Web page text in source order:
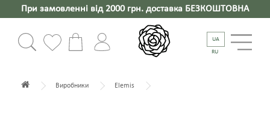
При замовленні від 2000 грн. доставка БЕЗКОШТОВНА
UA
RU
Виробники Elemis